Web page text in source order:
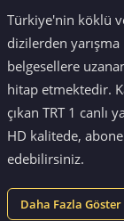
Türkiye'nin köklü
dizilerden
belgesellere
hitap etmektedir.
çıkan TRT 1 canlı
HD kalitede,
edebilirsiniz.
Daha Fazla Göster